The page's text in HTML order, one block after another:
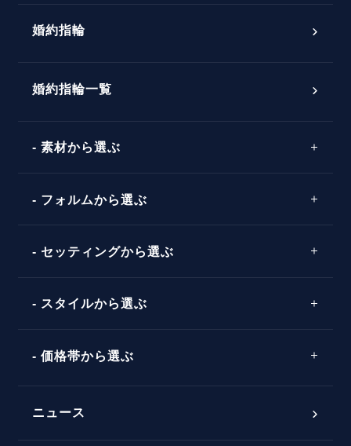
パーフェクトプロポーズリング
婚約指輪マッチング診断
ダイヤモンドの品質とは？
タイミング
言葉
婚約指輪
婚約指輪一覧
素材から選ぶ
コンビネーション
フォルムから選ぶ
ストレートライン
セッティングから選ぶ
ソリテール
ラインメレ
スタイルから選ぶ
シンプル
モード
価格帯から選ぶ
ニュース